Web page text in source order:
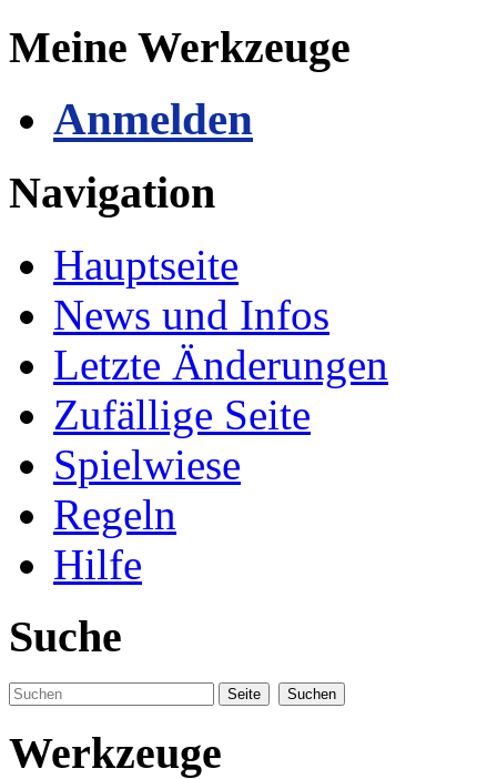
Meine Werkzeuge
Anmelden
Navigation
Hauptseite
News und Infos
Letzte Änderungen
Zufällige Seite
Spielwiese
Regeln
Hilfe
Suche
Werkzeuge